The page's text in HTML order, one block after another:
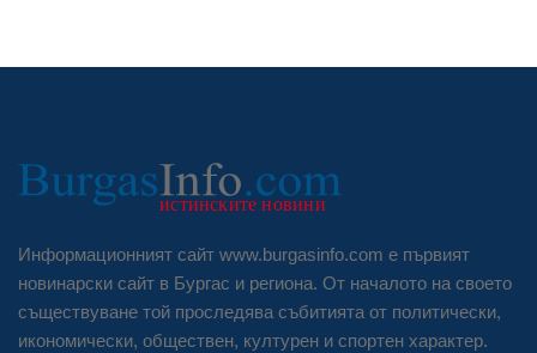
Информационният сайт www.burgasinfo.com е първият
новинарски сайт в Бургас и региона. От началото на своето
съществуване той проследява събитията от политически,
икономически, обществен, културен и спортен характер.